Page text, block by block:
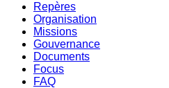
Repères
Organisation
Missions
Gouvernance
Documents
Focus
FAQ